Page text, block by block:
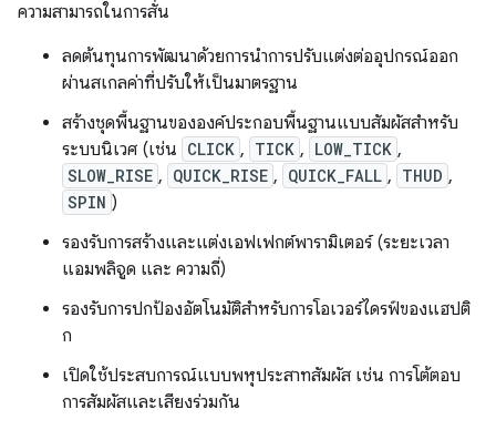
ความสามารถในการสั่น
ลดต้นทุนการพัฒนาด้วยการนำการปรับแต่งต่ออุปกรณ์ออก
ผ่านสเกลค่าที่ปรับให้เป็นมาตรฐาน
สร้างชุดพื้นฐานขององค์ประกอบพื้นฐานแบบสัมผัสสำหรับ
ระบบนิเวศ (เช่น CLICK , TICK , LOW_TICK ,
SLOW_RISE , QUICK_RISE , QUICK_FALL , THUD ,
SPIN )
รองรับการสร้างและแต่งเอฟเฟกต์พารามิเตอร์ (ระยะเวลา
แอมพลิจูด และ ความถี่)
รองรับการปกป้องอัตโนมัติสำหรับการโอเวอร์ไดรฟ์ของแฮปติ
ก
เปิดใช้ประสบการณ์แบบพหุประสาทสัมผัส เช่น การโต้ตอบ
การสัมผัสและเสียงร่วมกัน